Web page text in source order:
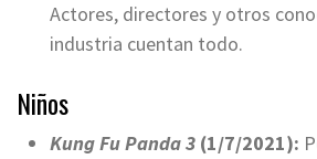
Actores, directores y otros
industria cuentan todo.
Niños
Kung Fu Panda 3 (1/7/2021):